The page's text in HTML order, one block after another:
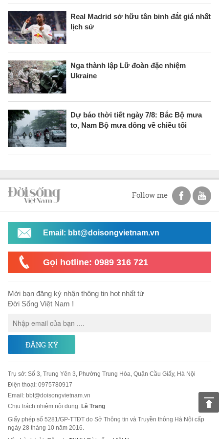
Real Madrid sở hữu tân binh đắt giá nhất
lịch sử
Nga thành lập Lữ đoàn đặc nhiệm
Ukraine
Dự báo thời tiết ngày 7/8: Bắc Bộ mưa
to, Nam Bộ mưa dông về chiều tối
Follow me
Email: bbt@doisongvietnam.vn
Gọi hotline: 0989 316 721
Mời bạn đăng ký nhận thông tin hot nhất từ
Đời Sống Việt Nam !
ĐĂNG KÝ
Trụ sở: Số 3, Trung Yên 3, Phường Trung Hòa, Quận Cầu Giấy, Hà Nội
Điện thoại: 0975780917
Email: bbt@doisongvietnam.vn
Chịu trách nhiệm nội dung: Lê Trang
Giấy phép số 5281/GP-TTĐT do Sở Thông tin và Truyền thông Hà Nội cấp
ngày 28 tháng 10 năm 2016.